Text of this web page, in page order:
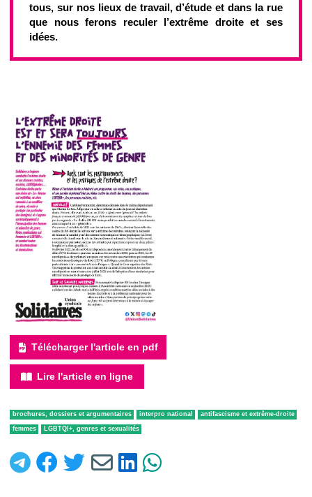
tous, sur nos lieux de travail, d’étude et dans la rue
que nous ferons reculer l’extrême droite et ses
idées.
Télécharger l'article en pdf
Lire l'article en ligne
brochures, dossiers et argumentaires interpro national antifascisme et extrême-droite
femmes LGBTQI+, genres et sexualités